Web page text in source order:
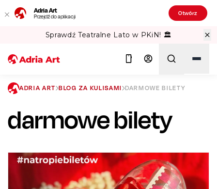
Adria Art
Przejdź do aplikacji Otwórz
Sprawdź Teatralne Lato w PKiN! 🏛️
Szukaj
ADRIA ART BLOG ZA KULISAMI DARMOWE BILETY
darmowe bilety